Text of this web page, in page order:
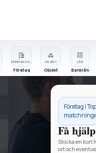
OBJEKT
Objekt
Företag
LÅN
Banklån
Företag i
Få
Skicka en kort
ort och